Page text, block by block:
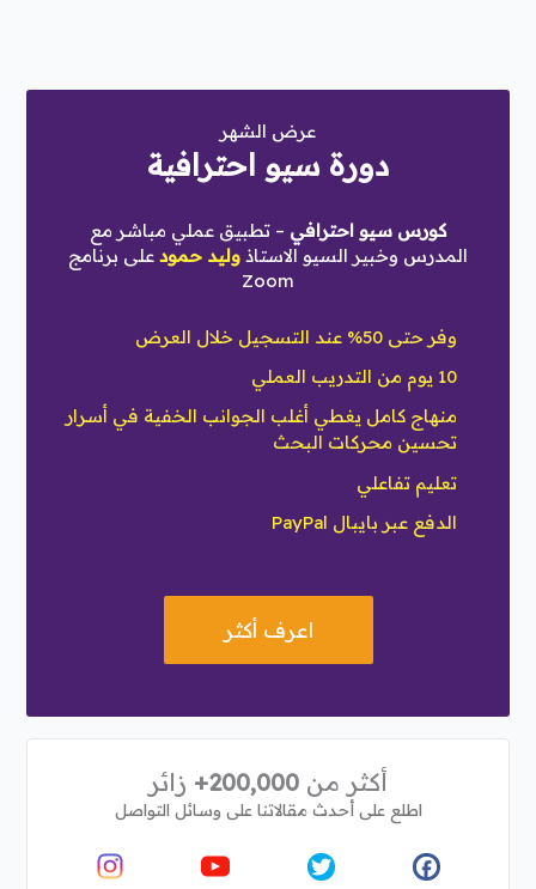
عرض الشهر
دورة سيو احترافية
كورس سيو احترافي – تطبيق عملي مباشر مع
المدرس وخبير السيو الاستاذ وليد حمود على برنامج
Zoom
وفر حتى 50% عند التسجيل خلال العرض
10 يوم من التدريب العملي
منهاج كامل يغطي أغلب الجوانب الخفية في أسرار
تحسين محركات البحث
تعليم تفاعلي
الدفع عبر بايبال PayPal
اعرف أكثر
أكثر من 200,000+ زائر
اطلع على أحدث مقالاتنا على وسائل التواصل